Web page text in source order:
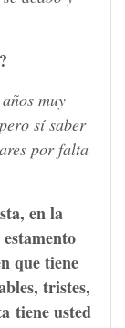
muy
sí saber
por falta
en la
que tiene
tristes,
tiene usted